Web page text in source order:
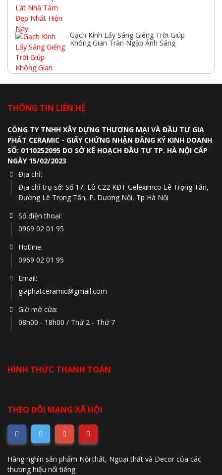
Gạch Kính Lấy Sáng Giếng Trời Giúp
Không Gian Tràn Ngập Ánh Sáng
THÔNG TIN LIÊN HỆ
CÔNG TY TNHH XÂY DỰNG THƯƠNG MẠI VÀ ĐẦU TƯ GIA
PHÁT CERAMIC - GIẤY CHỨNG NHẬN ĐĂNG KÝ KINH DOANH
SỐ: 0110252095 DO SỞ KẾ HOẠCH ĐẦU TƯ TP. HÀ NỘI CẤP
NGÀY 15/02/2023
Địa chỉ:
Địa chỉ trụ sở: Số 17, Lô C22 KĐT Geleximco Lê Trọng Tấn,
Đường Lê Trọng Tấn, P. Dương Nội, Tp Hà Nội
Số điện thoại:
0969 02 01 95
Hotline:
0969 02 01 95
Email:
giaphatceramic@gmail.com
Giờ mở cửa:
08h00 - 18h00 / Thứ 2 - Thứ 7
HÌNH THỨC THANH TOÁN
THEO DÕI MẠNG XÃ HỘI
Hàng nghìn sản phẩm Nội thất, Ngoại thất và Decor của các
thương hiệu nổi tiếng